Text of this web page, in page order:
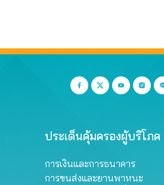
ประเด็นคุ้มครองผู้บริโภค
การเงินและการธนาคาร
การขนส่งและยานพาหนะ